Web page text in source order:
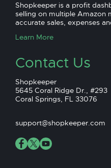
Shopkeeper is a profit
selling on multiple Amazon
accurate sales, expenses
Learn More
Contact Us
Shopkeeper
5645 Coral Ridge Dr., #293
Coral Springs, FL 33076
support@shopkeeper.com